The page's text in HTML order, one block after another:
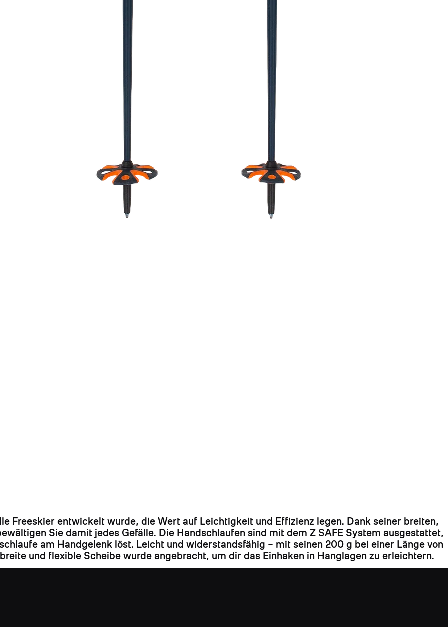
Freeskier entwickelt wurde, die Wert auf Leichtigkeit und Effizienz legen. Dank seiner breiten,
Sie damit jedes Gefälle. Die Handschlaufen sind mit dem Z SAFE System ausgestattet,
am Handgelenk löst. Leicht und widerstandsfähig – mit seinen 200 g bei einer Länge von
und flexible Scheibe wurde angebracht, um dir das Einhaken in Hanglagen zu erleichtern.